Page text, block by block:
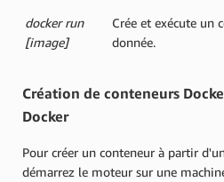
docker run
[image]
Crée et exécute un
donnée.
Création de conteneurs
Docker
Pour créer un conteneur à partir
démarrez le moteur sur une